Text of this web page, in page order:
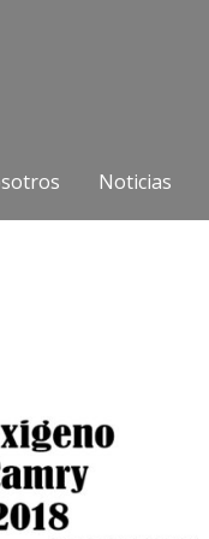
Noticias